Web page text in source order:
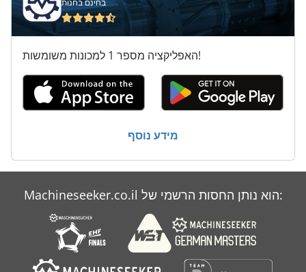
האפליקציה מספר 1 למכונות משומשות!
מידע נוסף
Machineseeker.co.il הוא נותן החסות הרשמי של: